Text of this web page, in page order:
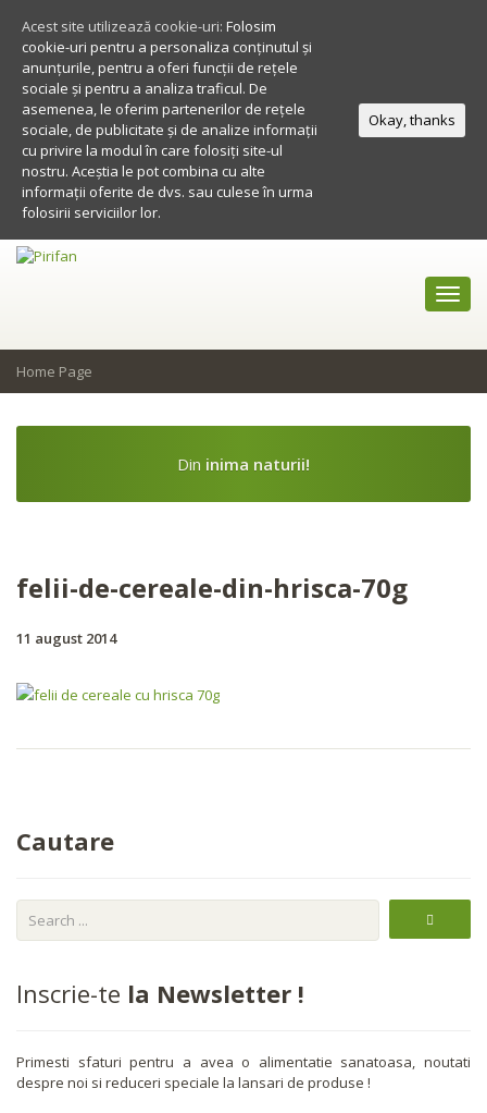
Home Page
Din inima naturii!
felii-de-cereale-din-hrisca-70g
11 august 2014
Cautare
Inscrie-te la Newsletter !
Primesti sfaturi pentru a avea o alimentatie sanatoasa, noutati
despre noi si reduceri speciale la lansari de produse !
Acest site utilizează cookie-uri: Folosim
cookie-uri pentru a personaliza conținutul și
anunțurile, pentru a oferi funcții de rețele
sociale și pentru a analiza traficul. De
asemenea, le oferim partenerilor de rețele
sociale, de publicitate și de analize informații
cu privire la modul în care folosiți site-ul
nostru. Aceștia le pot combina cu alte
informații oferite de dvs. sau culese în urma
folosirii serviciilor lor.
Okay, thanks